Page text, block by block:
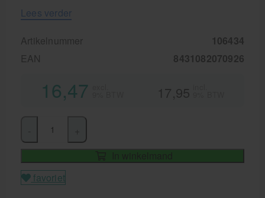
Lees verder
Artikelnummer
106434
EAN
8431082070926
16,47 17,95
In winkelmand
favoriet